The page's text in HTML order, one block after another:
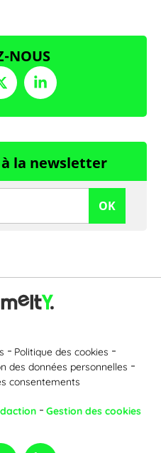
NOUS
la newsletter
OK
Politique des cookies
des données personnelles
consentements
Gestion des cookies